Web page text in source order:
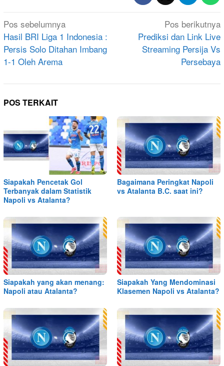
Navigasi
pos
Pos sebelumnya
Hasil BRI Liga 1 Indonesia :
Persis Solo Ditahan Imbang
1-1 Oleh Arema
Pos berikutnya
Prediksi dan Link Live
Streaming Persija Vs
Persebaya
POS TERKAIT
Siapakah Pencetak Gol
Terbanyak dalam Statistik
Napoli vs Atalanta?
Bagaimana Peringkat Napoli
vs Atalanta B.C. saat ini?
Siapakah yang akan menang:
Napoli atau Atalanta?
Siapakah Yang Mendominasi
Klasemen Napoli vs Atalanta?